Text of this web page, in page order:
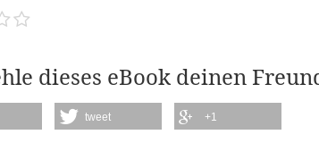
dieses eBook deinen
tweet +1